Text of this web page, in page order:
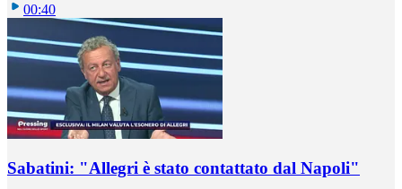
00:40
Sabatini: "Allegri è stato contattato dal Napoli"